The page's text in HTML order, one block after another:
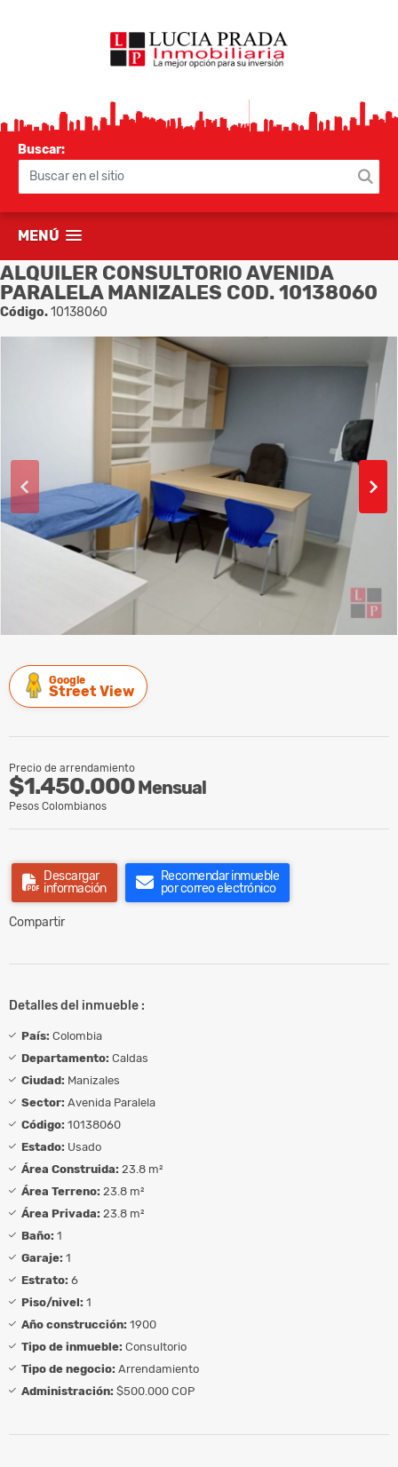
Buscar:
MENÚ
ALQUILER CONSULTORIO AVENIDA
PARALELA MANIZALES COD. 10138060
Código.10138060
Google
Street View
Precio de arrendamiento
$1.450.000Mensual
Pesos Colombianos
Descargar
información
Recomendar inmueble
por correo electrónico
Compartir
Detalles del inmueble :
País: Colombia
Departamento: Caldas
Ciudad: Manizales
Sector: Avenida Paralela
Código: 10138060
Estado: Usado
Área Construida: 23.8 m²
Área Terreno: 23.8 m²
Área Privada: 23.8 m²
Baño: 1
Garaje: 1
Estrato: 6
Piso/nivel: 1
Año construcción: 1900
Tipo de inmueble: Consultorio
Tipo de negocio: Arrendamiento
Administración: $500.000 COP